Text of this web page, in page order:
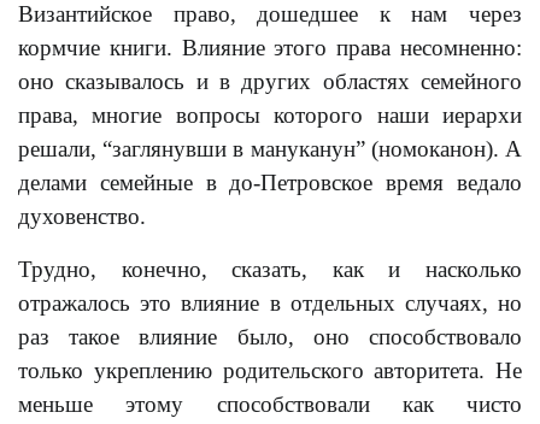
Византийское право, дошедшее к нам через
кормчие книги. Влияние этого права несомненно:
оно сказывалось и в других областях семейного
права, многие вопросы которого наши иерархи
решали, “заглянувши в мануканун” (номоканон). А
делами семейные в до-Петровское время ведало
духовенство.
Трудно, конечно, сказать, как и насколько
отражалось это влияние в отдельных случаях, но
раз такое влияние было, оно способствовало
только укреплению родительского авторитета. Не
меньше этому способствовали как чисто